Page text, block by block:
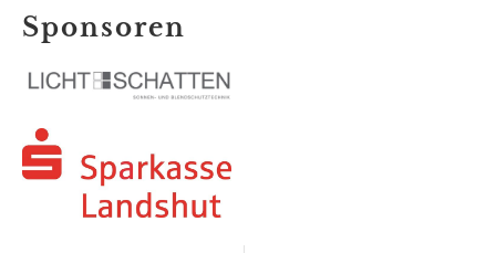
Sponsoren